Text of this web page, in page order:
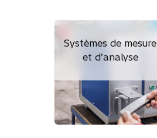
Systèmes de mesure
et d’analyse